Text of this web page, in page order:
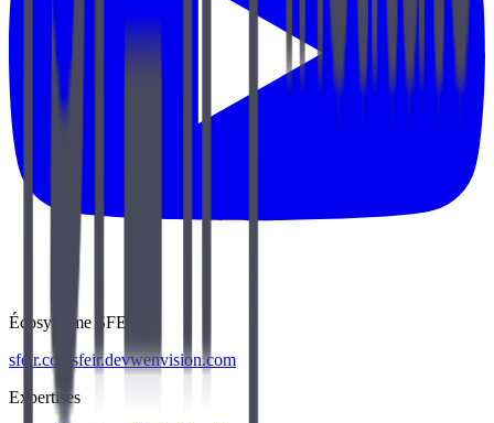
Écosystème SFEIR
sfeir.com sfeir.devwenvision.com
Expertises